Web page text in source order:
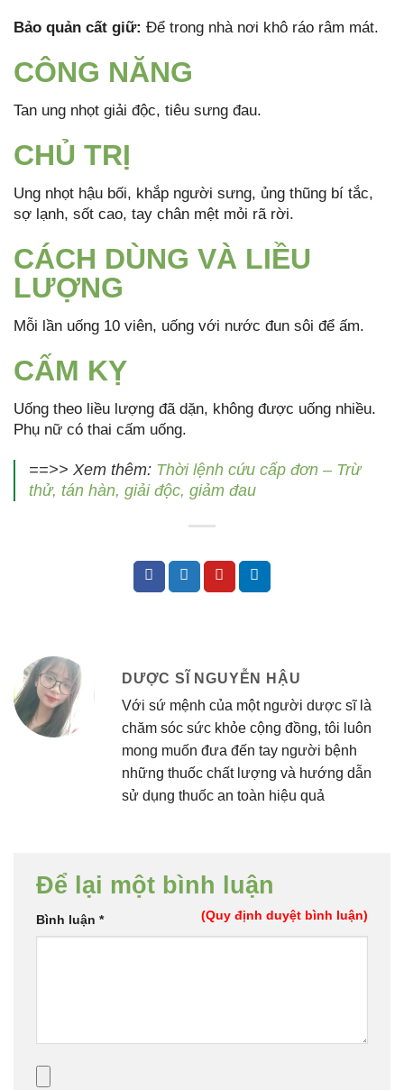
Bảo quản cất giữ: Để trong nhà nơi khô ráo râm mát.
CÔNG NĂNG
Tan ung nhọt giải độc, tiêu sưng đau.
CHỦ TRỊ
Ung nhọt hậu bối, khắp người sưng, ủng thũng bí tắc,
sợ lạnh, sốt cao, tay chân mệt mỏi rã rời.
CÁCH DÙNG VÀ LIỀU
LƯỢNG
Mỗi lần uống 10 viên, uống với nước đun sôi để ấm.
CẤM KỴ
Uống theo liều lượng đã dặn, không được uống nhiều.
Phụ nữ có thai cấm uống.
==>> Xem thêm: Thời lệnh cứu cấp đơn – Trừ
thử, tán hàn, giải độc, giảm đau
DƯỢC SĨ NGUYỄN HẬU
Với sứ mệnh của một người dược sĩ là
chăm sóc sức khỏe cộng đồng, tôi luôn
mong muốn đưa đến tay người bệnh
những thuốc chất lượng và hướng dẫn
sử dụng thuốc an toàn hiệu quả
Để lại một bình luận
(Quy định duyệt bình luận)
Bình luận *